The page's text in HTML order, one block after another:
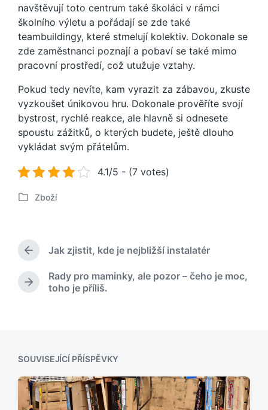
navštěvují toto centrum také školáci v rámci
školního výletu a pořádají se zde také
teambuildingy, které stmelují kolektiv. Dokonale se
zde zaměstnanci poznají a pobaví se také mimo
pracovní prostředí, což utužuje vztahy.
Pokud tedy nevíte, kam vyrazit za zábavou, zkuste
vyzkoušet únikovou hru. Dokonale prověříte svojí
bystrost, rychlé reakce, ale hlavně si odnesete
spoustu zážitků, o kterých budete, ještě dlouho
vykládat svým přátelům.
4.1/5 - (7 votes)
P
i
o
v
Zboží
P
e
d
p
ř
í
s
Jak zjistit, kde je nejbližší instalatér
N
u
í
c
í
Rady pro maminky, ale pozor – čeho je moc,
toho je příliš.
SOUVISEJÍCÍ PŘÍSPĚVKY